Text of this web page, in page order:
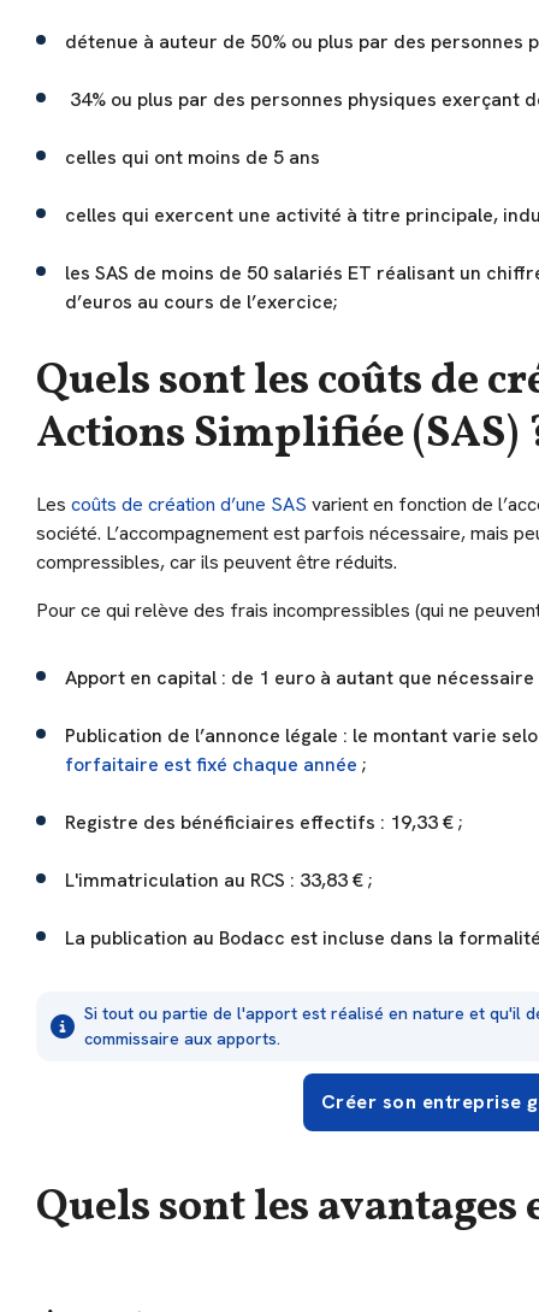
détenue à auteur de 50% ou plus par des personnes
34% ou plus par des personnes physiques
celles qui ont moins de 5 ans
celles qui exercent une activité à titre principale,
les SAS de moins de 50 salariés ET réalisant un
d’euros au cours de l’exercice;
Quels sont les coûts de
Actions Simplifiée (SAS)
Les coûts de création d’une SAS varient en fonction de
société. L’accompagnement est parfois nécessaire, mais
compressibles, car ils peuvent être réduits.
Pour ce qui relève des frais incompressibles (qui ne
Apport en capital : de 1 euro à autant que nécessaire
Publication de l’annonce légale : le montant varie
forfaitaire est fixé chaque année ;
Registre des bénéficiaires effectifs : 19,33 € ;
L'immatriculation au RCS : 33,83 € ;
La publication au Bodacc est incluse dans la
Si tout ou partie de l'apport est réalisé en nature et qu'il
commissaire aux apports.
Créer son entreprise
Quels sont les avantages